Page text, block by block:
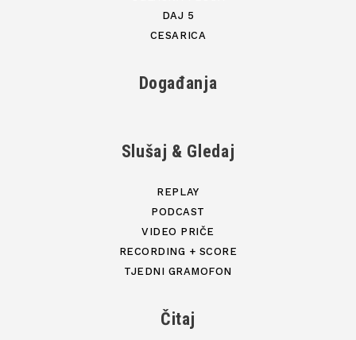
DAJ 5
CESARICA
Događanja
Slušaj & Gledaj
REPLAY
PODCAST
VIDEO PRIČE
RECORDING + SCORE
TJEDNI GRAMOFON
Čitaj